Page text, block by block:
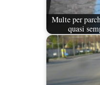
Multe per
quasi